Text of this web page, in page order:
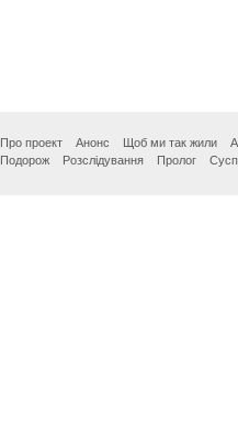
Про проект Анонс Щоб ми так жили
Подорож
Розслідування Пролог